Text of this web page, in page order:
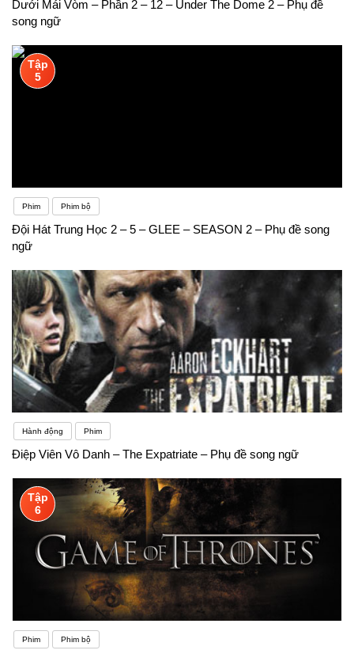
Dưới Mái Vòm – Phần 2 – 12 – Under The Dome 2 – Phụ đề
song ngữ
Tập
5
Phim Phim bộ
Đội Hát Trung Học 2 – 5 – GLEE – SEASON 2 – Phụ đề song
ngữ
Hành động Phim
Điệp Viên Vô Danh – The Expatriate – Phụ đề song ngữ
Tập
6
Phim Phim bộ